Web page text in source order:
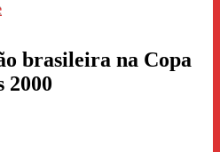
brasileira na Copa
2000